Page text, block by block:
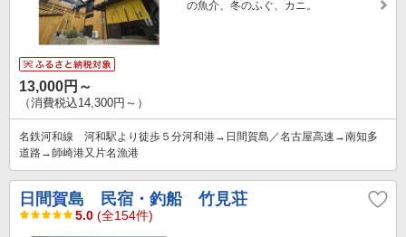
の魚介、冬のふぐ、カニ。
13,000円～
（消費税込14,300円～）
名鉄河和線 河和駅より徒歩５分河和港→日間賀島／名古屋高速→南知多
道路→師崎港又片名漁港
日間賀島 民宿・釣船 竹見荘
5.0 (全154件)